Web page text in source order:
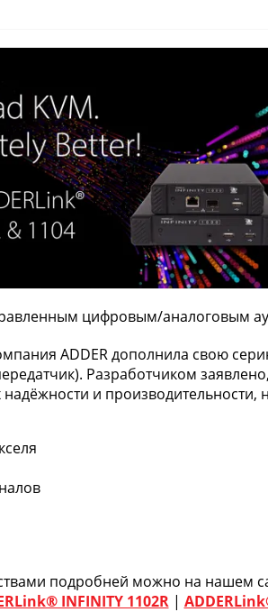
цифровым/аналоговым
ADDER дополнила свою
Разработчиком
и
подробней можно на нашем
INFINITY 1102R|